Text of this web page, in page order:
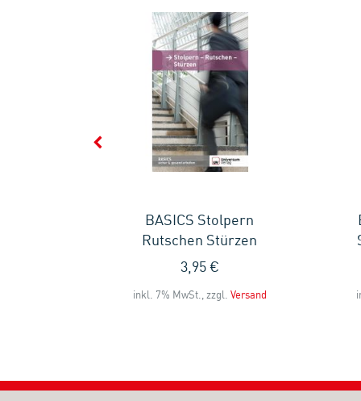
BASICS Stolpern
Rutschen Stürzen
3,95 €
inkl. 7% MwSt., zzgl. Versand